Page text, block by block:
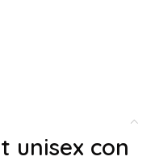
unisex con